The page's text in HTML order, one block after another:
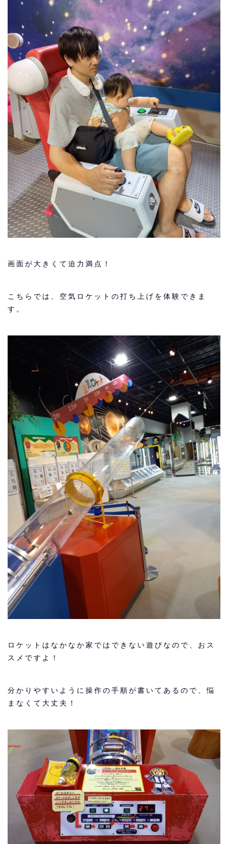
画面が大きくて迫力満点！
こちらでは、空気ロケットの打ち上げを体験できま
す。
ロケットはなかなか家ではできない遊びなので、おス
スメですよ！
分かりやすいように操作の手順が書いてあるので、悩
まなくて大丈夫！